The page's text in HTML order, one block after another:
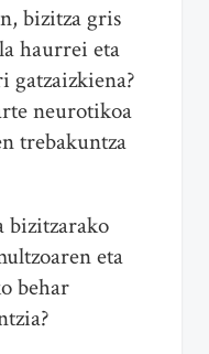
bizitza gris
haurrei eta
gatzaizkiena?
neurotikoa
trebakuntza
bizitzarako
eta
behar